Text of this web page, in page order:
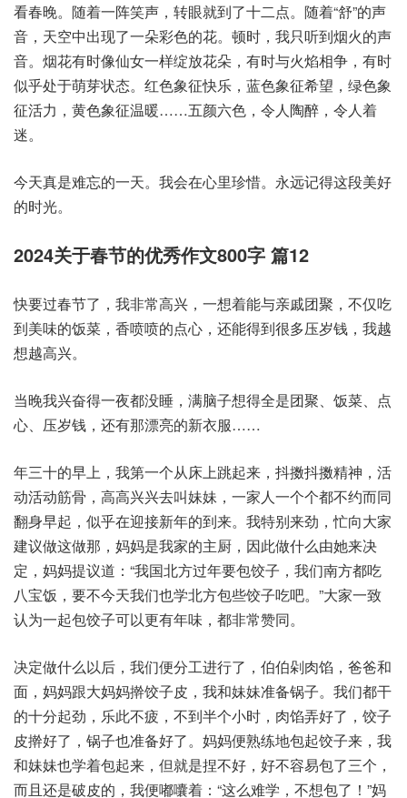
看春晚。随着一阵笑声，转眼就到了十二点。随着“舒”的声
音，天空中出现了一朵彩色的花。顿时，我只听到烟火的声
音。烟花有时像仙女一样绽放花朵，有时与火焰相争，有时
似乎处于萌芽状态。红色象征快乐，蓝色象征希望，绿色象
征活力，黄色象征温暖……五颜六色，令人陶醉，令人着
迷。
今天真是难忘的一天。我会在心里珍惜。永远记得这段美好
的时光。
2024关于春节的优秀作文800字 篇12
快要过春节了，我非常高兴，一想着能与亲戚团聚，不仅吃
到美味的饭菜，香喷喷的点心，还能得到很多压岁钱，我越
想越高兴。
当晚我兴奋得一夜都没睡，满脑子想得全是团聚、饭菜、点
心、压岁钱，还有那漂亮的新衣服……
年三十的早上，我第一个从床上跳起来，抖擞抖擞精神，活
动活动筋骨，高高兴兴去叫妹妹，一家人一个个都不约而同
翻身早起，似乎在迎接新年的到来。我特别来劲，忙向大家
建议做这做那，妈妈是我家的主厨，因此做什么由她来决
定，妈妈提议道：“我国北方过年要包饺子，我们南方都吃
八宝饭，要不今天我们也学北方包些饺子吃吧。”大家一致
认为一起包饺子可以更有年味，都非常赞同。
决定做什么以后，我们便分工进行了，伯伯剁肉馅，爸爸和
面，妈妈跟大妈妈擀饺子皮，我和妹妹准备锅子。我们都干
的十分起劲，乐此不疲，不到半个小时，肉馅弄好了，饺子
皮擀好了，锅子也准备好了。妈妈便熟练地包起饺子来，我
和妹妹也学着包起来，但就是捏不好，好不容易包了三个，
而且还是破皮的，我便嘟囔着：“这么难学，不想包了！”妈